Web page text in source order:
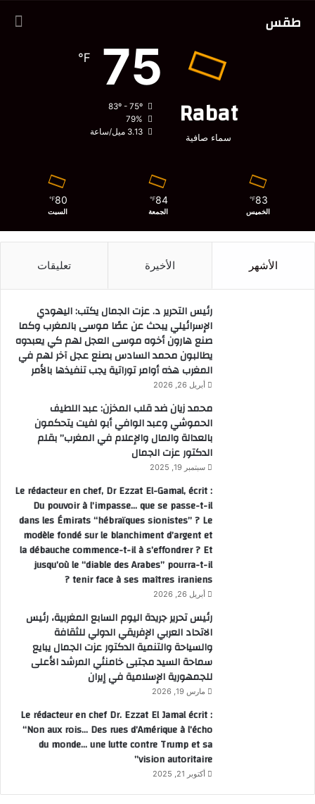
طقس
Rabat
سماء صافية
75
℉
83º - 75º
79%
3.13 ميل/ساعة
83
℉
الخميس
84
℉
الجمعة
80
℉
السبت
الأشهر الأخيرة تعليقات
رئيس التحرير د. عزت الجمال يكتب: اليهودي
الإسرائيلي يبحث عن عصًا موسى بالمغرب وكما
صنع هارون أخوه موسى العجل لهم كي يعبدوه
يطالبون محمد السادس بصنع عجل آخر لهم في
المغرب هذه أوامر توراتية يجب تنفيذها بالأمر
أبريل 26, 2026
محمد زيان ضد قلب المخزن: عبد اللطيف
الحموشي وعبد الوافي أبو لفيت يتحكمون
بالعدالة والمال والإعلام في المغرب” بقلم
الدكتور عزت الجمال
سبتمبر 19, 2025
Le rédacteur en chef, Dr Ezzat El-Gamal, écrit :
Du pouvoir à l’impasse… que se passe-t-il
dans les Émirats “hébraïques sionistes” ? Le
modèle fondé sur le blanchiment d’argent et
la débauche commence-t-il à s’effondrer ? Et
jusqu’où le “diable des Arabes” pourra-t-il
tenir face à ses maîtres iraniens ?
أبريل 26, 2026
رئيس تحرير جريدة اليوم السابع المغربية، رئيس
الاتحاد العربي الإفريقي الدولي للثقافة
والسياحة والتنمية الدكتور عزت الجمال يبايع
سماحة السيد مجتبى خامنئي المرشد الأعلى
للجمهورية الإسلامية في إيران
مارس 19, 2026
Le rédacteur en chef Dr. Ezzat El Jamal écrit :
“Non aux rois… Des rues d’Amérique à l’écho
du monde… une lutte contre Trump et sa
vision autoritaire”
أكتوبر 21, 2025